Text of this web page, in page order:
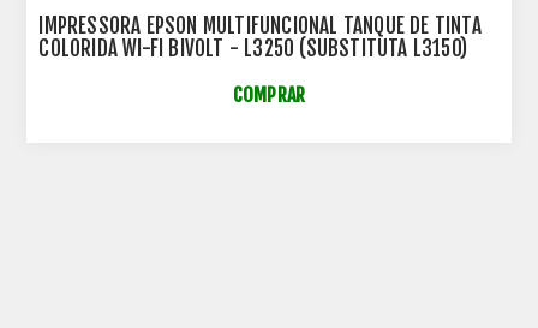
IMPRESSORA EPSON MULTIFUNCIONAL TANQUE DE TINTA
COLORIDA WI-FI BIVOLT - L3250 (SUBSTITUTA L3150)
COMPRAR